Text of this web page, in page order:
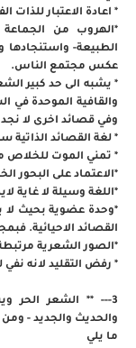
* اعادة الاعتبار
*الهروب من الجماعة
الطبيعة- واستنجادها
عكس مجتمع الناس.
* يشبه الى حد كبير
والقافية الموحدة في
وفي قصائد اخرى لا نجد
* لغة القصائد
* تمني الموت للخلاص
*الاعتماد على البحور
*اللغة وسيلة لا غاية
*وحدة عضوية بحيث لا
القصائد الاحيائية.
*الصور الشعرية
* رفض التقليد لانه
3--- ** الشعر الحر
والحديث والجديد -
ما يلي